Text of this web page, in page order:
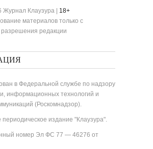
Журнал Клаузура | 18+
материалов только с
разрешения редакции
в Федеральной службе по надзору
информационных технологий и
(Роскомнадзор).
периодическое издание "Клаузура".
номер Эл ФС 77 — 46276 от